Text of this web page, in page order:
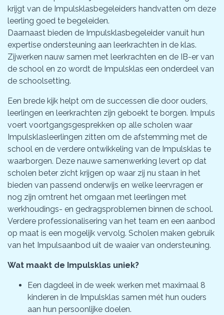
krijgt van de Impulsklasbegeleiders handvatten om deze
leerling goed te begeleiden.
Daarnaast bieden de Impulsklasbegeleider vanuit hun
expertise ondersteuning aan leerkrachten in de klas.
Zijwerken nauw samen met leerkrachten en de IB-er van
de school en zo wordt de Impulsklas een onderdeel van
de schoolsetting.
Een brede kijk helpt om de successen die door ouders,
leerlingen en leerkrachten zijn geboekt te borgen. Impuls
voert voortgangsgesprekken op alle scholen waar
Impulsklasleerlingen zitten om de afstemming met de
school en de verdere ontwikkeling van de Impulsklas te
waarborgen. Deze nauwe samenwerking levert op dat
scholen beter zicht krijgen op waar zij nu staan in het
bieden van passend onderwijs en welke leervragen er
nog zijn omtrent het omgaan met leerlingen met
werkhoudings- en gedragsproblemen binnen de school.
Verdere professionalisering van het team en een aanbod
op maat is een mogelijk vervolg. Scholen maken gebruik
van het Impulsaanbod uit de waaier van ondersteuning.
Wat maakt de Impulsklas uniek?
Een dagdeel in de week werken met maximaal 8
kinderen in de Impulsklas samen mét hun ouders
aan hun persoonlijke doelen.